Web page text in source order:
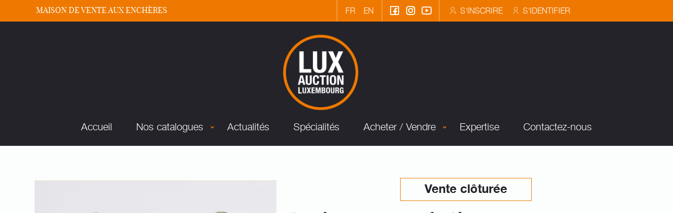
MAISON DE VENTE AUX ENCHÈRES FR EN S'INSCRIRE S'IDENTIFIER
Accueil Nos catalogues Actualités Spécialités Acheter / Vendre Expertise Contactez-nous
Vente clôturée